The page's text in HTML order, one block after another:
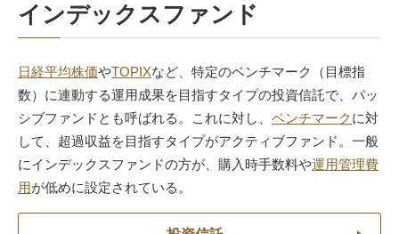
インデックスファンド
日経平均株価やTOPIXなど、特定のベンチマーク（目標指
数）に連動する運用成果を目指すタイプの投資信託で、パッ
シブファンドとも呼ばれる。これに対し、 ベンチマークに対
して、超過収益を目指すタイプがアクティブファンド。一般
にインデックスファンドの方が、購入時手数料や運用管理費
用が低めに設定されている。